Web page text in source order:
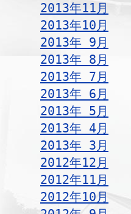
2013年11月
2013年10月
2013年 9月
2013年 8月
2013年 7月
2013年 6月
2013年 5月
2013年 4月
2013年 3月
2012年12月
2012年11月
2012年10月